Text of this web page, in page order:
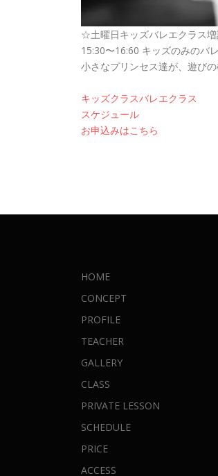
☆土曜日キッズバレエクラス
15:30〜16:60 キッズのみのバ
小さなプリンセス達が、遊び
キッズクラスバレエクラス
スケジュール
お申込みはこちら
HOME
CONCEPT
PROFILE
TEACHER
GALLERY
CLASS
PRIVATE LESSON
SCHEDULE
PRICE
ACCESS